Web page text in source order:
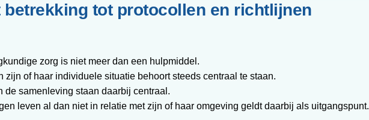
tot protocollen en richtlijnen
zorg is niet meer dan een hulpmiddel.
zijn of haar individuele situatie behoort steeds centraal te staan.
samenleving staan daarbij centraal.
leven al dan niet in relatie met zijn of haar omgeving geldt daarbij als uitgangspunt.